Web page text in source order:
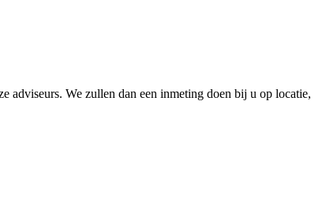
adviseurs. We zullen dan een inmeting doen bij u op locatie,